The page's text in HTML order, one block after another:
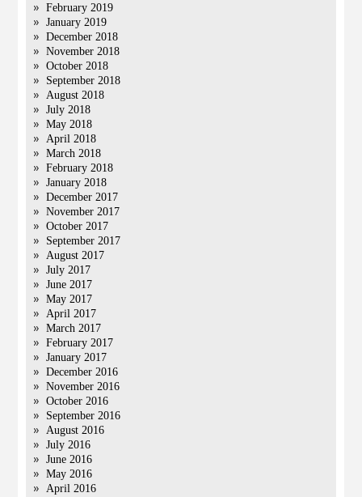
February 2019
January 2019
December 2018
November 2018
October 2018
September 2018
August 2018
July 2018
May 2018
April 2018
March 2018
February 2018
January 2018
December 2017
November 2017
October 2017
September 2017
August 2017
July 2017
June 2017
May 2017
April 2017
March 2017
February 2017
January 2017
December 2016
November 2016
October 2016
September 2016
August 2016
July 2016
June 2016
May 2016
April 2016